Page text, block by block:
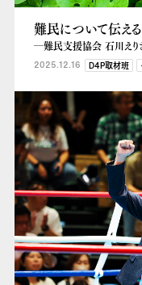
難民について伝え
―難民支援協会 石川えり
2025.12.16 D4P取材班